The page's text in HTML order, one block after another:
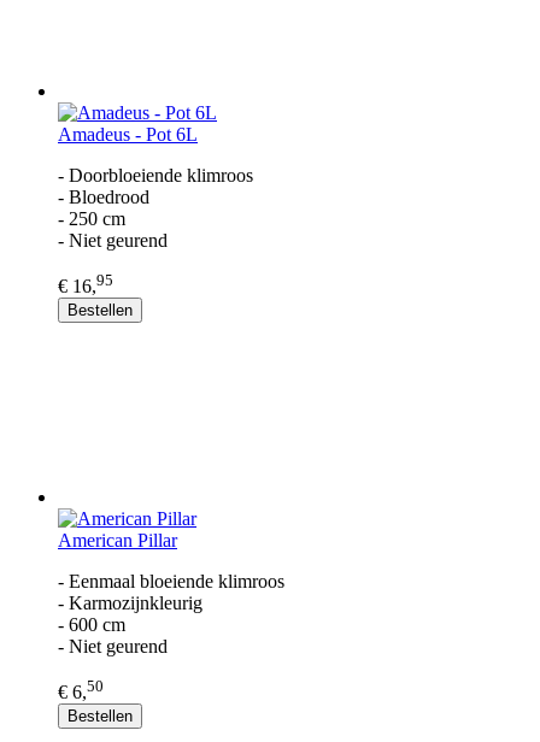
Amadeus - Pot 6L
- Doorbloeiende klimroos
- Bloedrood
- 250 cm
- Niet geurend
€ 16,95
Bestellen
American Pillar
- Eenmaal bloeiende klimroos
- Karmozijnkleurig
- 600 cm
- Niet geurend
€ 6,50
Bestellen